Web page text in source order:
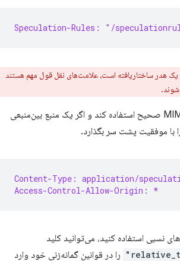
Speculation-Rules: "/
یک هدر ساختاریافته است، علامت‌های نقل قول مهم هستند
شوند.
این منبع باید از نوع MIME صحیح استفاده کند و اگر یک منبع بین‌منبعی
Content-Type: application/
Access-Control-Allow-Origin: *
را در قوانین گمانه‌زنی خود وارد